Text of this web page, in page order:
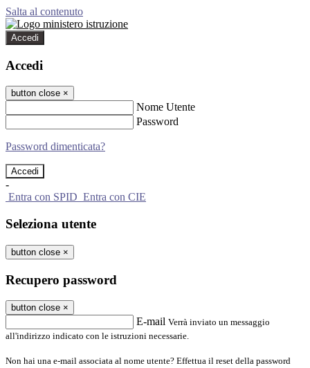
Salta al contenuto
Accedi
Accedi
button close ×
Nome Utente
Password
Password dimenticata?
-
Entra con SPID Entra con CIE
Seleziona utente
button close ×
Recupero password
button close ×
E-mail Verrà inviato un messaggio
all'indirizzo indicato con le istruzioni necessarie.
Non hai una e-mail associata al nome utente? Effettua il reset della password